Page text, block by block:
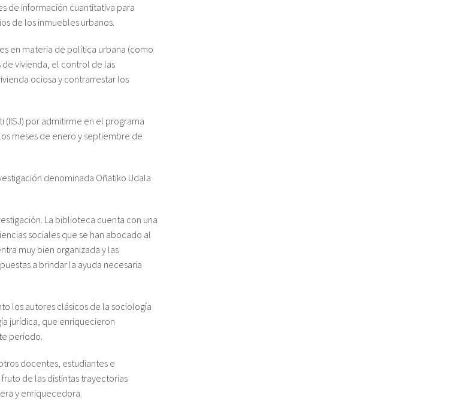
de información cuantitativa para
de los inmuebles urbanos.
en materia de política urbana (como
de vivienda, el control de las
ociosa y contrarrestar los
(IISJ) por admitirme en el programa
meses de enero y septiembre de
denominada Oñatiko Udala
La biblioteca cuenta con una
sociales que se han abocado al
muy bien organizada y las
a brindar la ayuda necesaria
los autores clásicos de la sociología
jurídica, que enriquecieron
período.
docentes, estudiantes e
de las distintas trayectorias
y enriquecedora.